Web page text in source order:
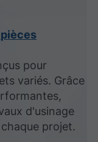
pour
variés. Grâce
d'usinage
projet.